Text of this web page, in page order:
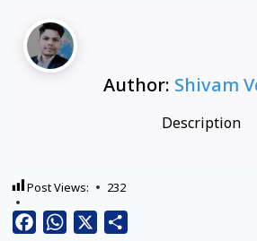
Author: Shivam
Description
Post Views: 232
FacebookWhatsApp